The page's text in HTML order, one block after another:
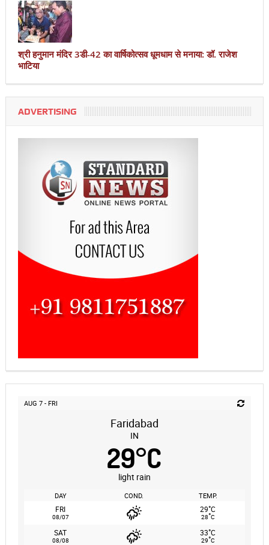
श्री हनुमान मंदिर 3डी-42 का वार्षिकोत्सव धूमधाम से मनाया: डॉ. राजेश
भाटिया
ADVERTISING
AUG 7 - FRI
Faridabad
IN
29°C
light rain
DAY COND. TEMP.
FRI
08/07
29°C
28°C
SAT
08/08
33°C
29°C